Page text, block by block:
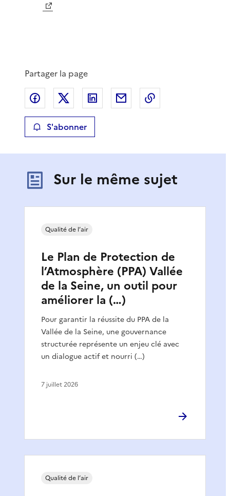
Partager la page
Partager sur Facebook
Partager sur XPartager sur LinkedIn
Partager par email
S'abonner
Sur le même sujet
Le Plan de Protection de
l’Atmosphère (PPA) Vallée
de la Seine, un outil pour
améliorer la (…)
Pour garantir la réussite du PPA de la
Vallée de la Seine, une gouvernance
structurée représente un enjeu clé avec
un dialogue actif et nourri (…)
Qualité de l’air
7 juillet 2026
Qualité de l’air